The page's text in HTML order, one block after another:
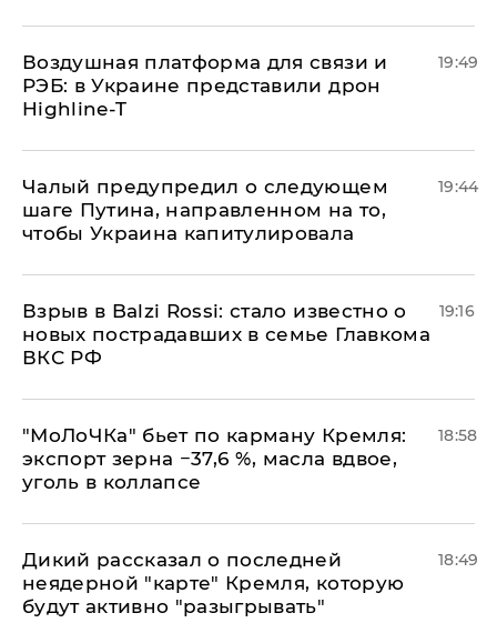
Воздушная платформа для связи и
РЭБ: в Украине представили дрон
Highline-T
19:49
Чалый предупредил о следующем
шаге Путина, направленном на то,
чтобы Украина капитулировала
19:44
Взрыв в Balzi Rossi: стало известно о
новых пострадавших в семье Главкома
ВКС РФ
19:16
​"МоЛоЧКа" бьет по карману Кремля:
экспорт зерна −37,6 %, масла вдвое,
уголь в коллапсе
18:58
Дикий рассказал о последней
неядерной "карте" Кремля, которую
будут активно "разыгрывать"
18:49